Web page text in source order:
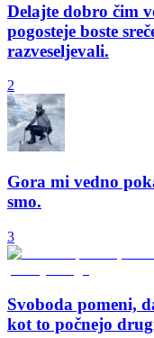
Delajte dobro čim
pogosteje boste
razveseljevali.
2
Gora mi vedno
smo.
3
Svoboda pomeni,
kot to počnejo